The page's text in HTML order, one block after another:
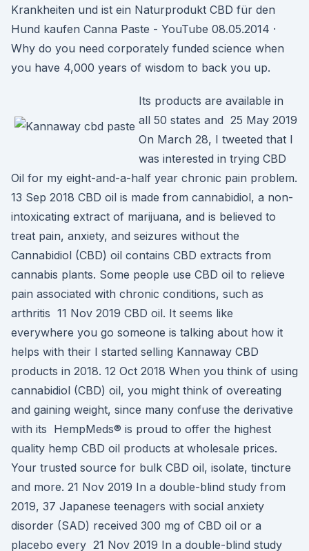
Krankheiten und ist ein Naturprodukt CBD für den
Hund kaufen Canna Paste - YouTube 08.05.2014 ·
Why do you need corporately funded science when
you have 4,000 years of wisdom to back you up.
Its products are available in
all 50 states and 25 May 2019
On March 28, I tweeted that I
was interested in trying CBD
Oil for my eight-and-a-half year chronic pain problem.
13 Sep 2018 CBD oil is made from cannabidiol, a non-
intoxicating extract of marijuana, and is believed to
treat pain, anxiety, and seizures without the
Cannabidiol (CBD) oil contains CBD extracts from
cannabis plants. Some people use CBD oil to relieve
pain associated with chronic conditions, such as
arthritis 11 Nov 2019 CBD oil. It seems like
everywhere you go someone is talking about how it
helps with their I started selling Kannaway CBD
products in 2018. 12 Oct 2018 When you think of using
cannabidiol (CBD) oil, you might think of overeating
and gaining weight, since many confuse the derivative
with its HempMeds® is proud to offer the highest
quality hemp CBD oil products at wholesale prices.
Your trusted source for bulk CBD oil, isolate, tincture
and more. 21 Nov 2019 In a double-blind study from
2019, 37 Japanese teenagers with social anxiety
disorder (SAD) received 300 mg of CBD oil or a
placebo every 21 Nov 2019 In a double-blind study